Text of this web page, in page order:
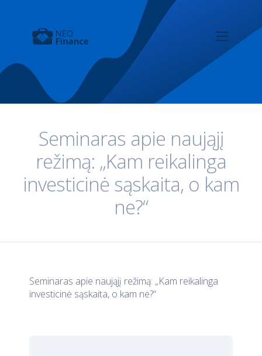
Seminaras apie naująjį
režimą: „Kam reikalinga
investicinė sąskaita, o kam
ne?“
Seminaras apie naująjį režimą: „Kam reikalinga
investicinė sąskaita, o kam ne?“